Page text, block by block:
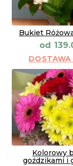
Bukiet
od
DOSTAWA
Kolorowy
goździkami i